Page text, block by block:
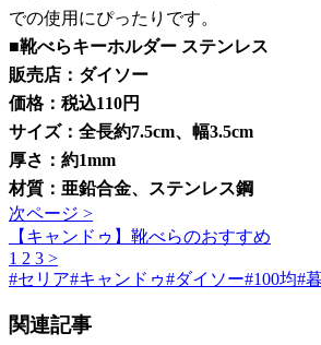
での使用にぴったりです。
■靴べらキーホルダー ステンレス
販売店：ダイソー
価格：税込110円
サイズ：全長約7.5cm、幅3.5cm
厚さ：約1mm
材質：亜鉛合金、ステンレス鋼
次ページ >
【キャンドゥ】靴べらのおすすめ
1 2 3 >
#セリア#キャンドゥ#ダイソー#100均#
関連記事